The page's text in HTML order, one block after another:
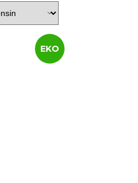
EKO